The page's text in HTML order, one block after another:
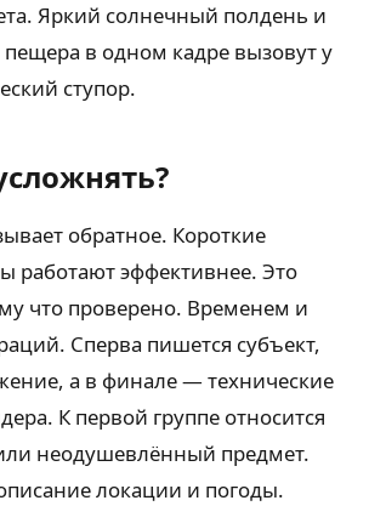
Яркий солнечный полдень и
в одном кадре вызовут у
ступор.
обратное. Короткие
работают эффективнее. Это
что проверено. Временем и
Сперва пишется субъект,
а в финале — технические
К первой группе относится
неодушевлённый предмет.
локации и погоды.